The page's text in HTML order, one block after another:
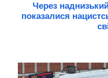
Через
показалися